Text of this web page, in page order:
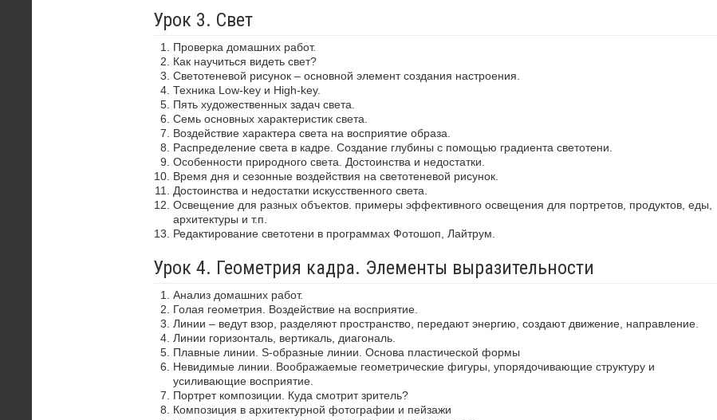
Урок 3. Свет
Проверка домашних работ.
Как научиться видеть свет?
Светотеневой рисунок – основной элемент создания настроения.
Техника Low-key и High-key.
Пять художественных задач света.
Семь основных характеристик света.
Воздействие характера света на восприятие образа.
Распределение света в кадре. Создание глубины с помощью градиента светотени.
Особенности природного света. Достоинства и недостатки.
Время дня и сезонные воздействия на светотеневой рисунок.
Достоинства и недостатки искусственного света.
Освещение для разных объектов. примеры эффективного освещения для портретов, продуктов, еды,
архитектуры и т.п.
Редактирование светотени в программах Фотошоп, Лайтрум.
Урок 4. Геометрия кадра. Элементы выразительности
Анализ домашних работ.
Голая геометрия. Воздействие на восприятие.
Линии – ведут взор, разделяют пространство, передают энергию, создают движение, направление.
Линии горизонталь, вертикаль, диагональ.
Плавные линии. S-образные линии. Основа пластической формы
Невидимые линии. Воображаемые геометрические фигуры, упорядочивающие структуру и
усиливающие восприятие.
Портрет композиции. Куда смотрит зритель?
Композиция в архитектурной фотографии и пейзажи